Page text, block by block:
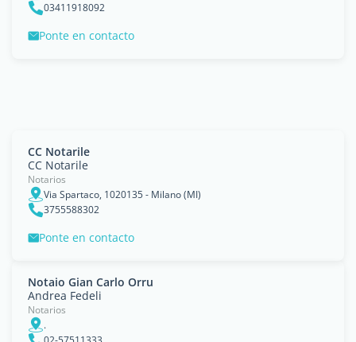
03411918092
Ponte en contacto
CC Notarile
CC Notarile
Notarios
Via Spartaco, 1020135 - Milano (MI)
3755588302
Ponte en contacto
Notaio Gian Carlo Orru
Andrea Fedeli
Notarios
.